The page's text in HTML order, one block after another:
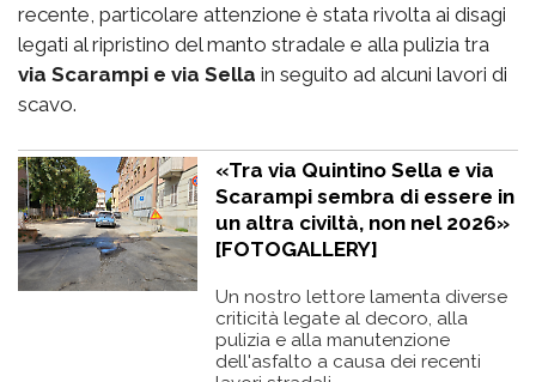
recente, particolare attenzione è stata rivolta ai disagi
legati al ripristino del manto stradale e alla pulizia tra
via Scarampi e via Sella in seguito ad alcuni lavori di
scavo.
«Tra via Quintino Sella e via
Scarampi sembra di essere in
un altra civiltà, non nel 2026»
[FOTOGALLERY]
Un nostro lettore lamenta diverse
criticità legate al decoro, alla
pulizia e alla manutenzione
dell'asfalto a causa dei recenti